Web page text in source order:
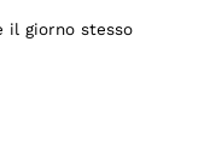
il giorno stesso